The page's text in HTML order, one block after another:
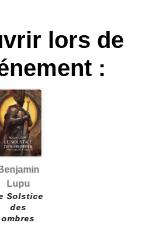
lors de
:
Lupu
Solstice
des
ombres